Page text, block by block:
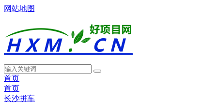
网站地图
首页
首页
长沙拼车